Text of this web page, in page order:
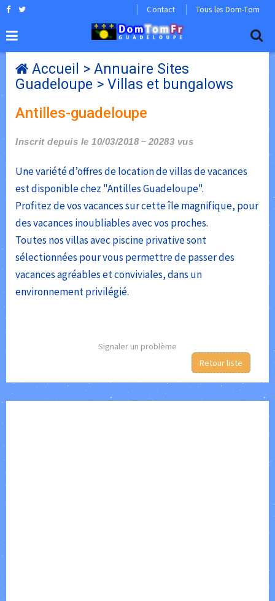
Contact Tous les Dom-Tom
Accueil > Annuaire Sites
Guadeloupe > Villas et bungalows
Antilles-guadeloupe
Inscrit depuis le 10/03/2018 20283 vus
Une variété d’offres de location de villas de vacances
est disponible chez "Antilles Guadeloupe".
Profitez de vos vacances sur cette île magnifique, pour
des vacances inoubliables avec vos proches.
Toutes nos villas avec piscine privative sont
sélectionnées pour vous permettre de passer des
vacances agréables et conviviales, dans un
environnement privilégié.
Signaler un problème
Retour liste